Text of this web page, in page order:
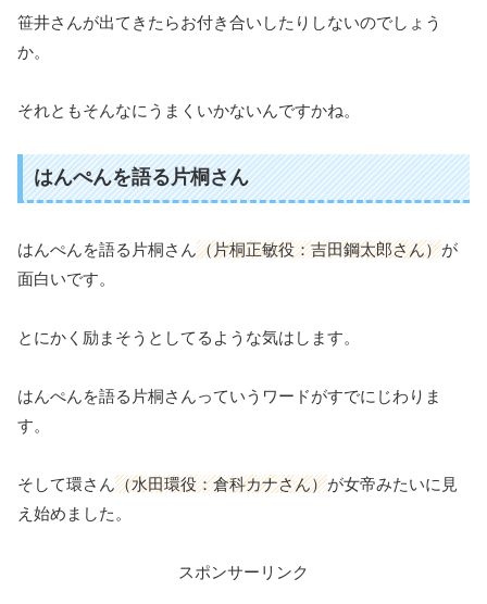
笹井さんが出てきたらお付き合いしたりしないのでしょう
か。
それともそんなにうまくいかないんですかね。
はんぺんを語る片桐さん
はんぺんを語る片桐さん（片桐正敏役：吉田鋼太郎さん）が
面白いです。
とにかく励まそうとしてるような気はします。
はんぺんを語る片桐さんっていうワードがすでにじわりま
す。
そして環さん（水田環役：倉科カナさん）が女帝みたいに見
え始めました。
スポンサーリンク